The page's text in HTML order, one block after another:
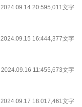
2024.09.14 20:595,011文字
2024.09.15 16:444,377文字
2024.09.16 11:455,673文字
2024.09.17 18:017,461文字